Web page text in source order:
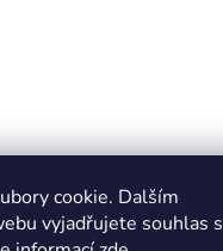
cookie. Dalším
vyjadřujete souhlas s